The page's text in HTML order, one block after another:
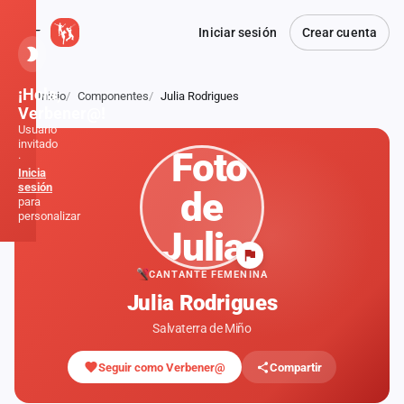
Iniciar sesión Crear cuenta
Atrás
Inicio Componentes Julia Rodrigues
CANTANTE FEMENINA
Julia Rodrigues
Salvaterra de Miño
Seguir como Verbener@ Compartir
¡Hola,
Verbener@!
Usuario
invitado
·
Inicia
sesión
para
personalizar
Formaciones